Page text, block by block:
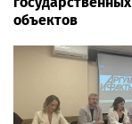
объектов